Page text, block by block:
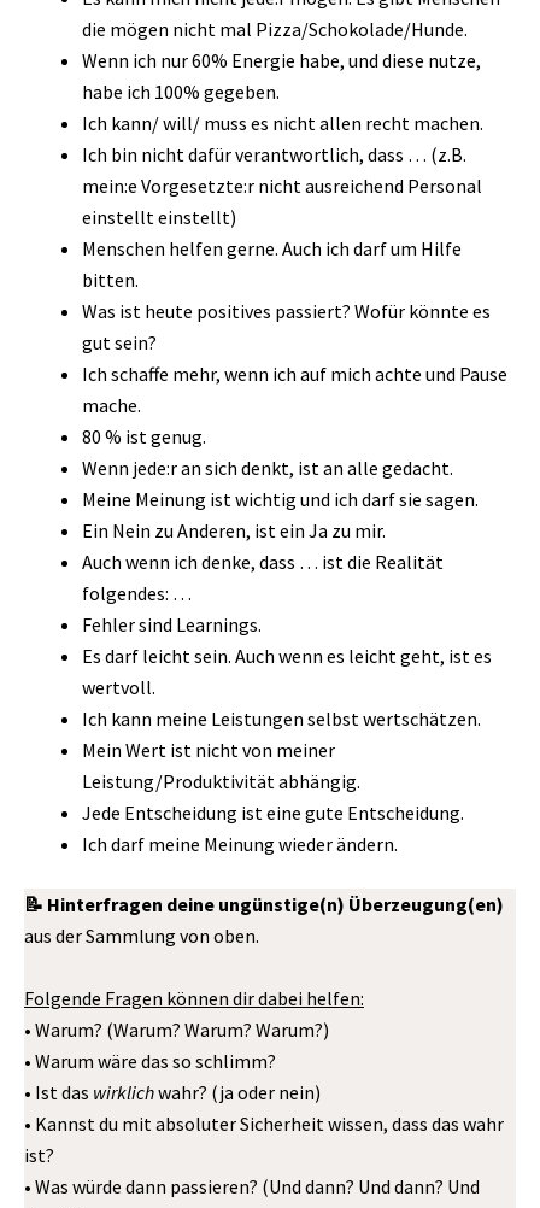
die mögen nicht mal Pizza/Schokolade/Hunde.
Wenn ich nur 60% Energie habe, und diese nutze,
habe ich 100% gegeben.
Ich kann/ will/ muss es nicht allen recht machen.
Ich bin nicht dafür verantwortlich, dass … (z.B.
mein:e Vorgesetzte:r nicht ausreichend Personal
einstellt einstellt)
Menschen helfen gerne. Auch ich darf um Hilfe
bitten.
Was ist heute positives passiert? Wofür könnte es
gut sein?
Ich schaffe mehr, wenn ich auf mich achte und Pause
mache.
80 % ist genug.
Wenn jede:r an sich denkt, ist an alle gedacht.
Meine Meinung ist wichtig und ich darf sie sagen.
Ein Nein zu Anderen, ist ein Ja zu mir.
Auch wenn ich denke, dass … ist die Realität
folgendes: …
Fehler sind Learnings.
Es darf leicht sein. Auch wenn es leicht geht, ist es
wertvoll.
Ich kann meine Leistungen selbst wertschätzen.
Mein Wert ist nicht von meiner
Leistung/Produktivität abhängig.
Jede Entscheidung ist eine gute Entscheidung.
Ich darf meine Meinung wieder ändern.
📝 Hinterfragen deine ungünstige(n) Überzeugung(en)
aus der Sammlung von oben.
Folgende Fragen können dir dabei helfen:
• Warum? (Warum? Warum? Warum?)
• Warum wäre das so schlimm?
• Ist das wirklichwahr? (ja oder nein)
• Kannst du mit absoluter Sicherheit wissen, dass das wahr
ist?
• Was würde dann passieren? (Und dann? Und dann? Und